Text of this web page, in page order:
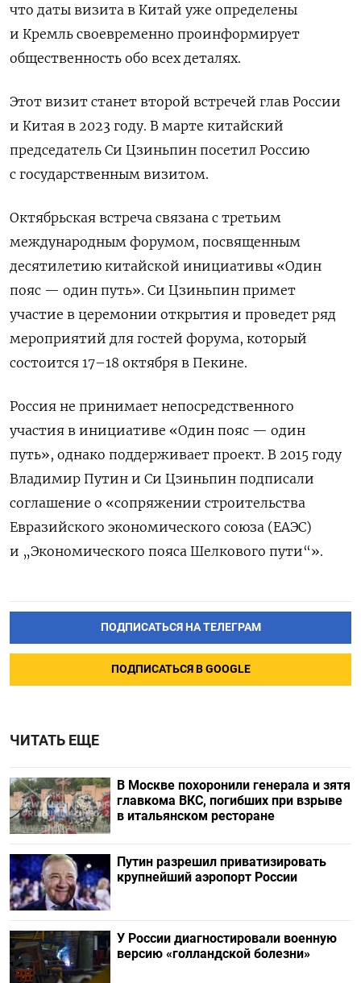
что даты визита в Китай уже определены
и Кремль своевременно проинформирует
общественность обо всех деталях.
Этот визит станет второй встречей глав России
и Китая в 2023 году. В марте китайский
председатель Си Цзиньпин посетил Россию
с государственным визитом.
Октябрьская встреча связана с третьим
международным форумом, посвященным
десятилетию китайской инициативы «Один
пояс — один путь». Си Цзиньпин примет
участие в церемонии открытия и проведет ряд
мероприятий для гостей форума, который
состоится 17–18 октября в Пекине.
Россия не принимает непосредственного
участия в инициативе «Один пояс — один
путь», однако поддерживает проект. В 2015 году
Владимир Путин и Си Цзиньпин подписали
соглашение о «сопряжении строительства
Евразийского экономического союза (ЕАЭС)
и „Экономического пояса Шелкового пути“».
ПОДПИСАТЬСЯ НА ТЕЛЕГРАМ
ПОДПИСАТЬСЯ В GOOGLE
ЧИТАТЬ ЕЩЕ
В Москве похоронили генерала и зятя
главкома ВКС, погибших при взрыве
в итальянском ресторане
Путин разрешил приватизировать
крупнейший аэропорт России
У России диагностировали военную
версию «голландской болезни»